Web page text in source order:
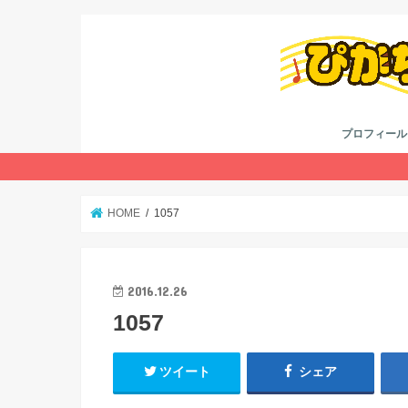
プロフィール
HOME 1057
2016.12.26
1057
ツイート シェア